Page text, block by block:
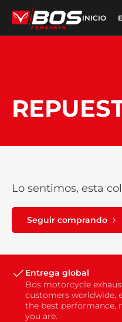
INICIO
Lo sentimos, esta
Seguir comprando
Entrega global
Bos motorcycle
customers worldwide,
the best performance,
you are.